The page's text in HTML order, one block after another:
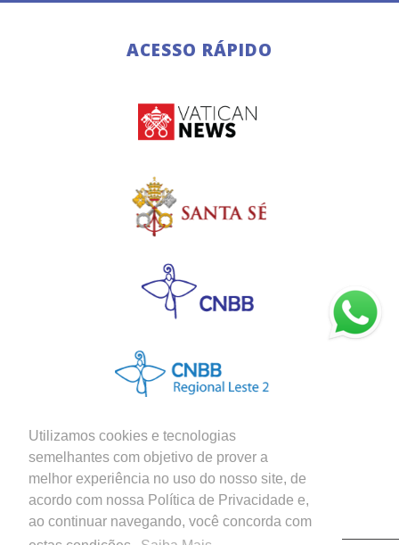
Utilizamos cookies e tecnologias
semelhantes com objetivo de prover a
melhor experiência no uso do nosso site, de
acordo com nossa Política de Privacidade e,
ao continuar navegando, você concorda com
ACESSO RÁPIDO
Siga nossas Redes Sociais